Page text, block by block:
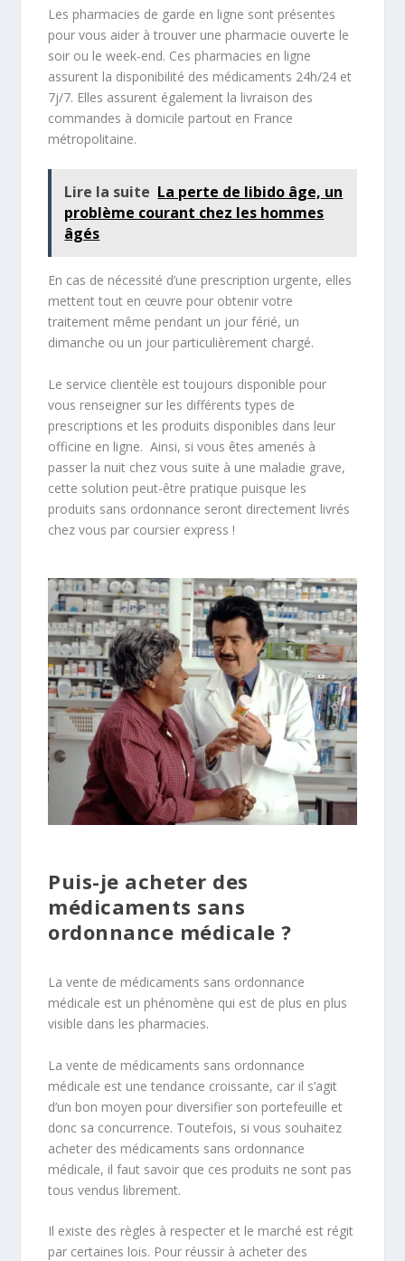
Les pharmacies de garde en ligne sont présentes
pour vous aider à trouver une pharmacie ouverte le
soir ou le week-end. Ces pharmacies en ligne
assurent la disponibilité des médicaments 24h/24 et
7j/7. Elles assurent également la livraison des
commandes à domicile partout en France
métropolitaine.
Lire la suite La perte de libido âge, un
problème courant chez les hommes
âgés
En cas de nécessité d’une prescription urgente, elles
mettent tout en œuvre pour obtenir votre
traitement même pendant un jour férié, un
dimanche ou un jour particulièrement chargé.
Le service clientèle est toujours disponible pour
vous renseigner sur les différents types de
prescriptions et les produits disponibles dans leur
officine en ligne. Ainsi, si vous êtes amenés à
passer la nuit chez vous suite à une maladie grave,
cette solution peut-être pratique puisque les
produits sans ordonnance seront directement livrés
chez vous par coursier express !
Puis-je acheter des
médicaments sans
ordonnance médicale ?
La vente de médicaments sans ordonnance
médicale est un phénomène qui est de plus en plus
visible dans les pharmacies.
La vente de médicaments sans ordonnance
médicale est une tendance croissante, car il s’agit
d’un bon moyen pour diversifier son portefeuille et
donc sa concurrence. Toutefois, si vous souhaitez
acheter des médicaments sans ordonnance
médicale, il faut savoir que ces produits ne sont pas
tous vendus librement.
Il existe des règles à respecter et le marché est régit
par certaines lois. Pour réussir à acheter des